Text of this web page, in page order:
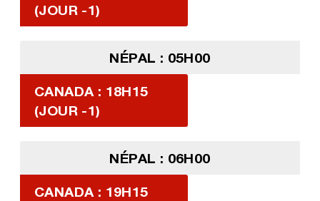
(JOUR -1)
NÉPAL : 05H00
CANADA : 18H15
(JOUR -1)
NÉPAL : 06H00
CANADA : 19H15